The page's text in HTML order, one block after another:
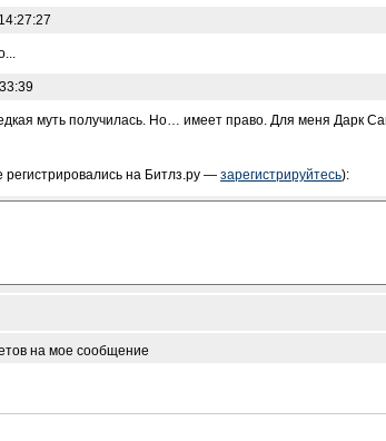
муть получилась. Но… имеет право. Для меня Дарк
на Битлз.ру — зарегистрируйтесь):
на мое сообщение